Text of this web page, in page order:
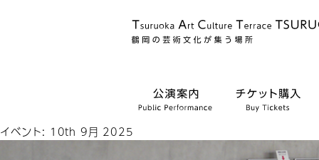
イベント: 10th 9月 2025